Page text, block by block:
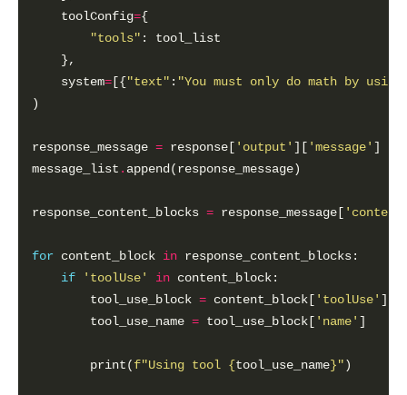
    toolConfig
=
"tools"
    system
= [{"text" : "You must only do math by
response_message = response[ 'output' ][ 'message'
message_list .
response_content_blocks = response_message[
for content_block in
if
'toolUse' in
        tool_use_block
= content_block[ 'toolUse'
        tool_use_name
= tool_use_block[ 'name'
        print(
f"Using tool {tool_use_name}"